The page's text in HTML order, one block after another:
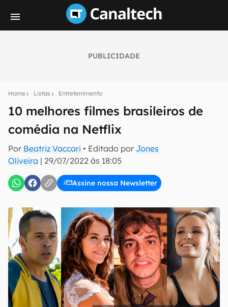
PUBLICIDADE
Home Listas Entretenimento
10 melhores filmes brasileiros de
comédia na Netflix
Por Beatriz Vaccari • Editado por Jones
Oliveira | 29/07/2022 às 18:05
Assine nossa Newsletter
notícias e reviews sobre tecnologia em primeira
E-mail
Uso e Política de Privacidade do Canaltech.